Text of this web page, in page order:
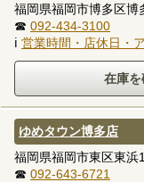
福岡県福岡市博多区博
☎ 092-434-3100
ℹ 営業時間・店休日・
ゆめタウン博多店
福岡県福岡市東区東
☎ 092-643-6721